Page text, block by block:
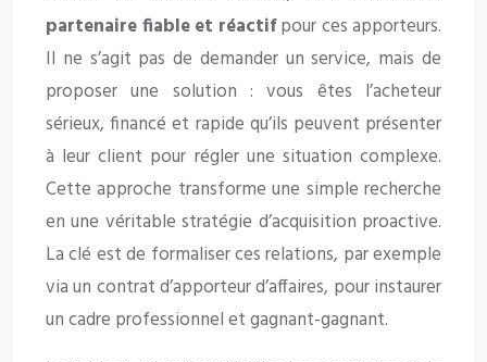
partenaire fiable et réactifpour ces apporteurs.
Il ne s’agit pas de demander un service, mais de
proposer une solution : vous êtes l’acheteur
sérieux, financé et rapide qu’ils peuvent présenter
à leur client pour régler une situation complexe.
Cette approche transforme une simple recherche
en une véritable stratégie d’acquisition proactive.
La clé est de formaliser ces relations, par exemple
via un contrat d’apporteur d’affaires, pour instaurer
un cadre professionnel et gagnant-gagnant.